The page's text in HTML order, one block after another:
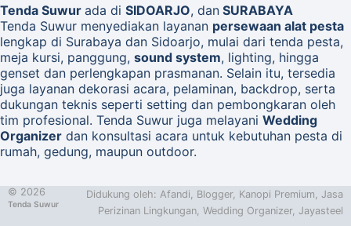
Tenda Suwur ada di SIDOARJO, dan SURABAYA
Tenda Suwur menyediakan layanan persewaan alat pesta
lengkap di Surabaya dan Sidoarjo, mulai dari tenda pesta,
meja kursi, panggung, sound system, lighting, hingga
genset dan perlengkapan prasmanan. Selain itu, tersedia
juga layanan dekorasi acara, pelaminan, backdrop, serta
dukungan teknis seperti setting dan pembongkaran oleh
tim profesional. Tenda Suwur juga melayani Wedding
Organizer dan konsultasi acara untuk kebutuhan pesta di
rumah, gedung, maupun outdoor.
© 2026
Tenda Suwur
Didukung oleh: Afandi Blogger, Kanopi Premium Jasa
Perizinan Lingkungan Wedding Organizer, Jayasteel